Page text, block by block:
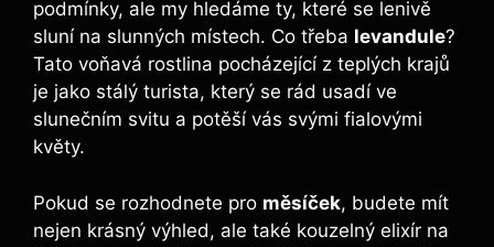
podmínky, ale my hledáme ty, které se lenivě
sluní na slunných místech. Co třeba levandule?
Tato voňavá rostlina pocházející z teplých krajů
je jako stálý turista, který se rád usadí ve
slunečním svitu a potěší vás svými fialovými
květy.
Pokud se rozhodnete pro měsíček, budete mít
nejen krásný výhled, ale také kouzelný elixír na